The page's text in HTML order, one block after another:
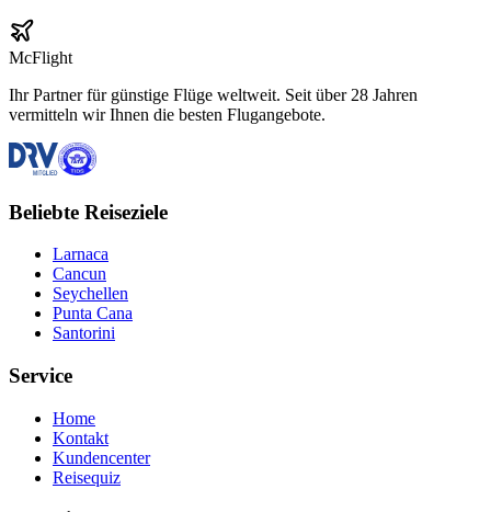
McFlight
Ihr Partner für günstige Flüge weltweit. Seit über 28 Jahren
vermitteln wir Ihnen die besten Flugangebote.
Beliebte Reiseziele
Larnaca
Cancun
Seychellen
Punta Cana
Santorini
Service
Home
Kontakt
Kundencenter
Reisequiz